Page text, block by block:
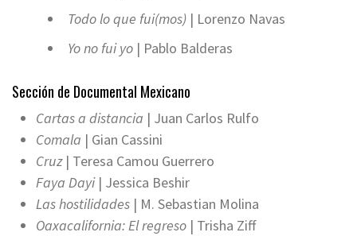
Todo lo que fui(mos) | Lorenzo Navas
Yo no fui yo | Pablo Balderas
Sección de Documental Mexicano
Cartas a distancia | Juan Carlos Rulfo
Comala | Gian Cassini
Cruz| Teresa Camou Guerrero
Faya Dayi | Jessica Beshir
Las hostilidades | M. Sebastian Molina
Oaxacalifornia: El regreso | Trisha Ziff